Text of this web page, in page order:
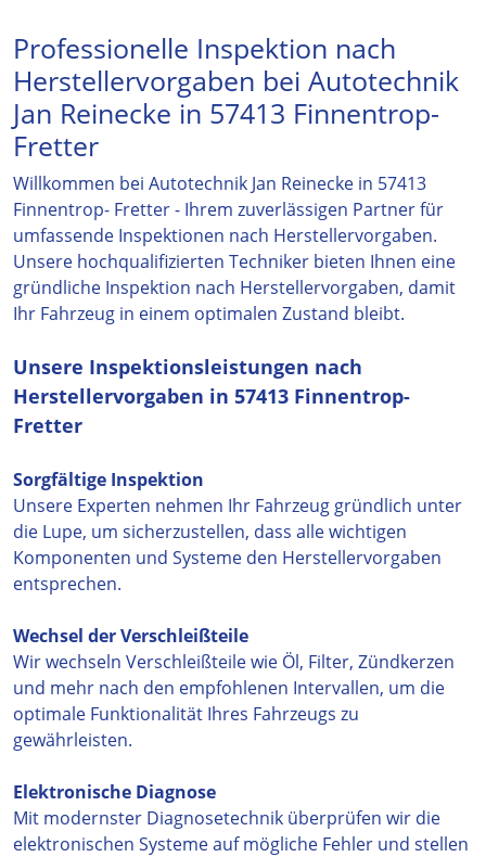
Professionelle Inspektion nach
Herstellervorgaben bei Autotechnik
Jan Reinecke in 57413 Finnentrop-
Fretter
Willkommen bei Autotechnik Jan Reinecke in 57413
Finnentrop- Fretter - Ihrem zuverlässigen Partner für
umfassende Inspektionen nach Herstellervorgaben.
Unsere hochqualifizierten Techniker bieten Ihnen eine
gründliche Inspektion nach Herstellervorgaben, damit
Ihr Fahrzeug in einem optimalen Zustand bleibt.
Unsere Inspektionsleistungen nach
Herstellervorgaben in 57413 Finnentrop-
Fretter
Sorgfältige Inspektion
Unsere Experten nehmen Ihr Fahrzeug gründlich unter
die Lupe, um sicherzustellen, dass alle wichtigen
Komponenten und Systeme den Herstellervorgaben
entsprechen.
Wechsel der Verschleißteile
Wir wechseln Verschleißteile wie Öl, Filter, Zündkerzen
und mehr nach den empfohlenen Intervallen, um die
optimale Funktionalität Ihres Fahrzeugs zu
gewährleisten.
Elektronische Diagnose
Mit modernster Diagnosetechnik überprüfen wir die
elektronischen Systeme auf mögliche Fehler und stellen